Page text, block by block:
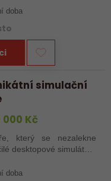
doba
simulační
000 Kč
který se nezalekne
desktopové simulátory
doba